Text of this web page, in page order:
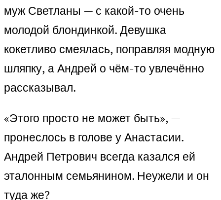
муж Светланы — с какой-то очень
молодой блондинкой. Девушка
кокетливо смеялась, поправляя модную
шляпку, а Андрей о чём-то увлечённо
рассказывал.
«Этого просто не может быть», —
пронеслось в голове у Анастасии.
Андрей Петрович всегда казался ей
эталонным семьянином. Неужели и он
туда же?